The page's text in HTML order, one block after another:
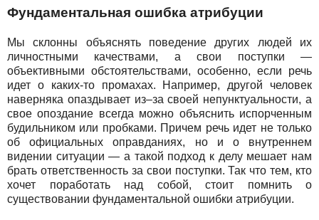
Фундаментальная ошибка атрибуции
Мы склонны объяснять поведение других людей их
личностными качествами, а свои поступки —
объективными обстоятельствами, особенно, если речь
идет о каких-то промахах. Например, другой человек
наверняка опаздывает из–за своей непунктуальности, а
свое опоздание всегда можно объяснить испорченным
будильником или пробками. Причем речь идет не только
об официальных оправданиях, но и о внутреннем
видении ситуации — а такой подход к делу мешает нам
брать ответственность за свои поступки. Так что тем, кто
хочет поработать над собой, стоит помнить о
существовании фундаментальной ошибки атрибуции.